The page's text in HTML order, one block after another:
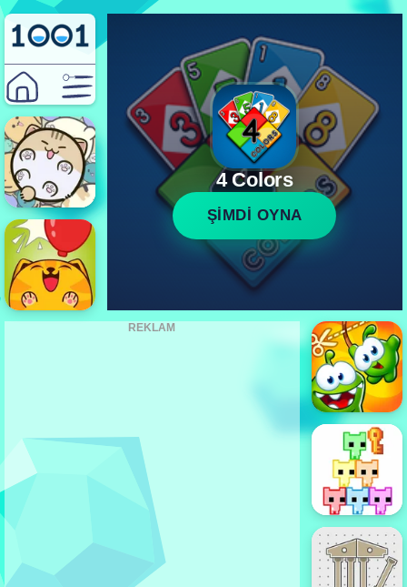
4 Colors
ŞİMDİ OYNA
REKLAM